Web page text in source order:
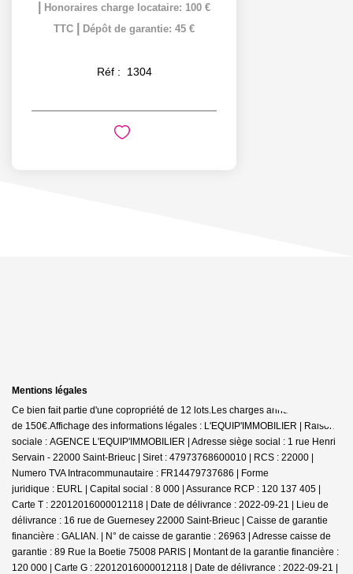
Honoraires charge locataire: 100 €
TTC
Dépôt de garantie: 45 €
Réf : 1304
Mentions légales
Ce bien fait partie d'une copropriété de 12 lots.Les charges annuelles sont
de 150€.Affichage des informations légales : L'EQUIP'IMMOBILIER | Raison
sociale : AGENCE L'EQUIP'IMMOBILIER | Adresse siège social : 1 rue Henri
Servain - 22000 Saint-Brieuc | Siret : 47973768600010 | RCS : 22000 |
Numero TVA Intracommunautaire : FR14479737686 | Forme
juridique : EURL | Capital social : 8 000 | Assurance RCP : 120 137 405 |
Carte T : 22012016000012118 | Date de délivrance : 2022-09-21 | Lieu de
délivrance : 16 rue de Guernesey 22000 Saint-Brieuc | Caisse de garantie
financière : GALIAN. | N° de caisse de garantie : 26963 | Adresse caisse de
garantie : 89 Rue la Boetie 75008 PARIS | Montant de la garantie financière :
120 000 | Carte G : 22012016000012118 | Date de délivrance : 2022-09-21 |